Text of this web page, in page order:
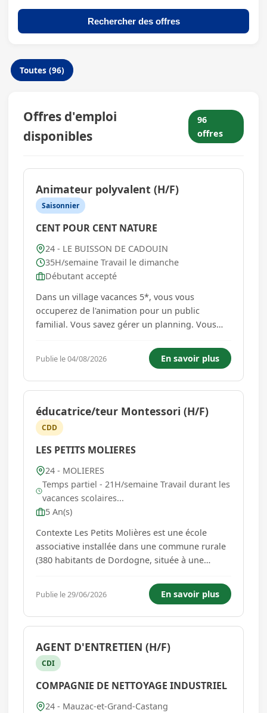
Rechercher des offres
Toutes (96)
Offres d'emploi
disponibles
96
offres
Animateur polyvalent (H/F)
Saisonnier
CENT POUR CENT NATURE
24 - LE BUISSON DE CADOUIN
35H/semaine Travail le dimanche
Débutant accepté
Dans un village vacances 5*, vous vous
occuperez de l'animation pour un public
familial. Vous savez gérer un planning. Vous
vous aimez le contact et avez des facilités
relationnelles. Profil animateur.trice club de
vacances. Vous êtes organisé(e...
Publie le 04/08/2026 En savoir plus
éducatrice/teur Montessori (H/F)
CDD
LES PETITS MOLIERES
24 - MOLIERES
Temps partiel - 21H/semaine Travail durant les
vacances scolaires...
5 An(s)
Contexte Les Petits Molières est une école
associative installée dans une commune rurale
(380 habitants de Dordogne, située à une
de la ligne de TER Bordeaux-Sarlat. Elle est née
en 2019, la première rentrée a eu lieu en
septembre 2020. Installé...
Publie le 29/06/2026 En savoir plus
AGENT D'ENTRETIEN (H/F)
CDI
COMPAGNIE DE NETTOYAGE INDUSTRIEL
24 - Mauzac-et-Grand-Castang